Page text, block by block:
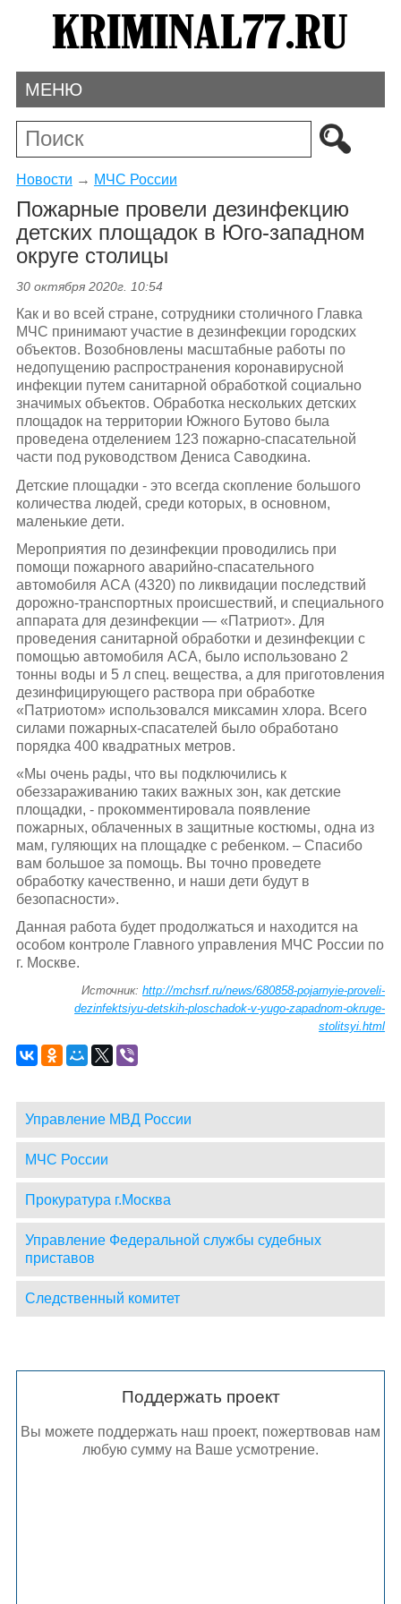
МЕНЮ
Новости → МЧС России
Пожарные провели дезинфекцию
детских площадок в Юго-западном
округе столицы
30 октября 2020г. 10:54
Как и во всей стране, сотрудники столичного Главка
МЧС принимают участие в дезинфекции городских
объектов. Возобновлены масштабные работы по
недопущению распространения коронавирусной
инфекции путем санитарной обработкой социально
значимых объектов. Обработка нескольких детских
площадок на территории Южного Бутово была
проведена отделением 123 пожарно-спасательной
части под руководством Дениса Саводкина.
Детские площадки - это всегда скопление большого
количества людей, среди которых, в основном,
маленькие дети.
Мероприятия по дезинфекции проводились при
помощи пожарного аварийно-спасательного
автомобиля АСА (4320) по ликвидации последствий
дорожно-транспортных происшествий, и специального
аппарата для дезинфекции — «Патриот». Для
проведения санитарной обработки и дезинфекции с
помощью автомобиля АСА, было использовано 2
тонны воды и 5 л спец. вещества, а для приготовления
дезинфицирующего раствора при обработке
«Патриотом» использовался миксамин хлора. Всего
силами пожарных-спасателей было обработано
порядка 400 квадратных метров.
«Мы очень рады, что вы подключились к
обеззараживанию таких важных зон, как детские
площадки, - прокомментировала появление
пожарных, облаченных в защитные костюмы, одна из
мам, гуляющих на площадке с ребенком. – Спасибо
вам большое за помощь. Вы точно проведете
обработку качественно, и наши дети будут в
безопасности».
Данная работа будет продолжаться и находится на
особом контроле Главного управления МЧС России по
г. Москве.
Источник:http://mchsrf.ru/news/680858-pojarnyie-proveli-
dezinfektsiyu-detskih-ploschadok-v-yugo-zapadnom-okruge-
stolitsyi.html
Управление МВД России
МЧС России
Прокуратура г.Москва
Управление Федеральной службы судебных
приставов
Следственный комитет
Поддержать проект
Вы можете поддержать наш проект, пожертвовав нам
любую сумму на Ваше усмотрение.